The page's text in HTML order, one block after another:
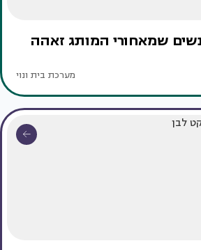
שמאחורי המותג זאהה
מערכת בית ונוי